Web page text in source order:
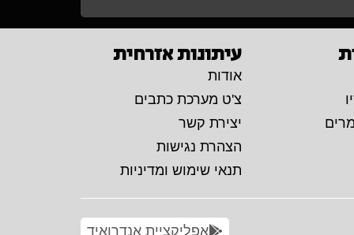
עיתונות אזרחית
אודות
צ'ט מערכת כתבים
יצירת קשר
הצהרת נגישות
תנאי שימוש ומדיניות
אפליקציית אנדרואיד